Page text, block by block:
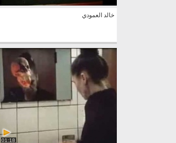
خالد العمودي
01:18